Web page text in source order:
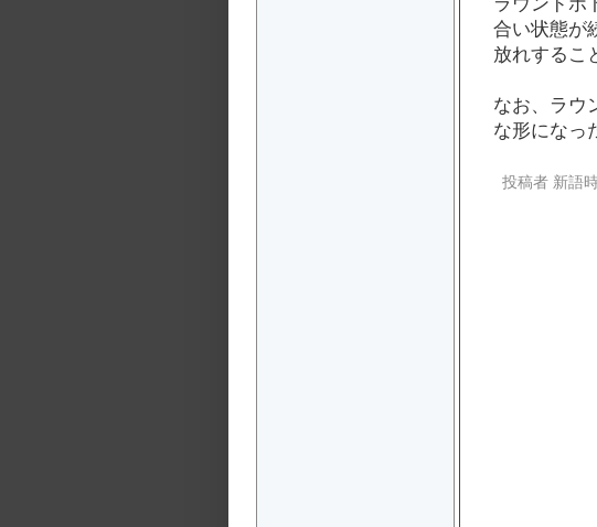
合い状態が
放れするこ
なお、ラウ
な形になっ
投稿者 新語